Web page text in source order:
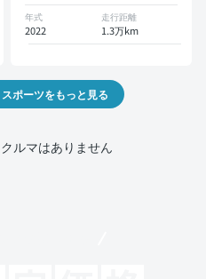
年式
2022
走行距離
1.3万km
ポーツをもっと見る
ルマはありません